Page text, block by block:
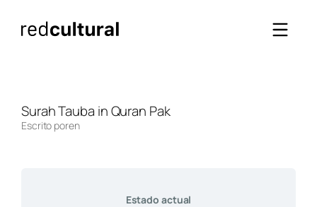
Surah Tauba in Quran Pak
Escrito poren
Estado actual